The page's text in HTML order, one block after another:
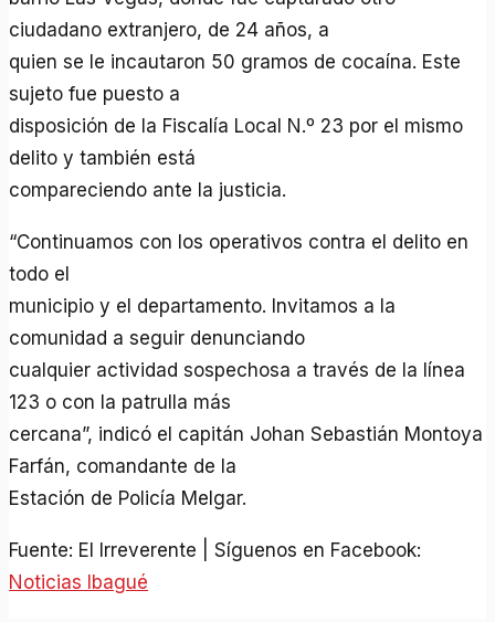
ciudadano extranjero, de 24 años, a
quien se le incautaron 50 gramos de cocaína. Este
sujeto fue puesto a
disposición de la Fiscalía Local N.º 23 por el mismo
delito y también está
compareciendo ante la justicia.
“Continuamos con los operativos contra el delito en
todo el
municipio y el departamento. Invitamos a la
comunidad a seguir denunciando
cualquier actividad sospechosa a través de la línea
123 o con la patrulla más
cercana”, indicó el capitán Johan Sebastián Montoya
Farfán, comandante de la
Estación de Policía Melgar.
Fuente: El Irreverente | Síguenos en Facebook:
Noticias Ibagué